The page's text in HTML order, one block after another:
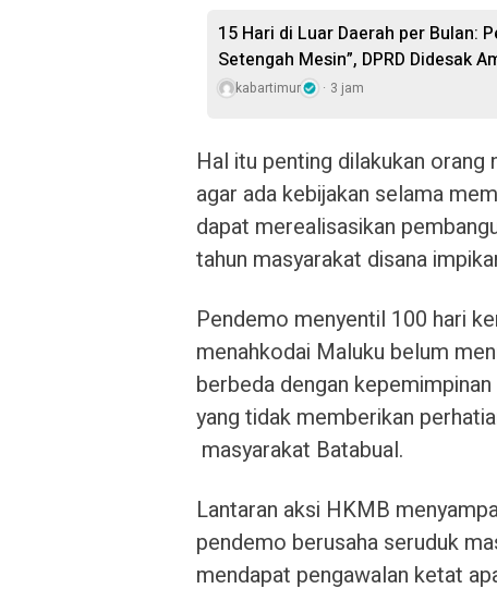
15 Hari di Luar Daerah per Bulan:
Setengah Mesin”, DPRD Didesak
kabartimur 3 jam
Hal itu penting dilakukan orang
agar ada kebijakan selama
dapat merealisasikan
tahun masyarakat disana
Pendemo menyentil 100 hari
menahkodai Maluku belum
berbeda dengan
yang tidak memberikan
masyarakat Batabual.
Lantaran aksi HKMB
pendemo berusaha seruduk
mendapat pengawalan ketat